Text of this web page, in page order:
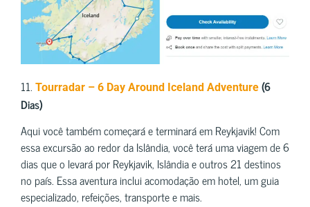
11. Tourradar – 6 Day Around Iceland Adventure (6
Dias)
Aqui você também começará e terminará em Reykjavik! Com
essa excursão ao redor da Islândia, você terá uma viagem de 6
dias que o levará por Reykjavik, Islândia e outros 21 destinos
no país. Essa aventura inclui acomodação em hotel, um guia
especializado, refeições, transporte e mais.